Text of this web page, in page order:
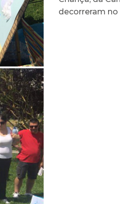
decorreram no